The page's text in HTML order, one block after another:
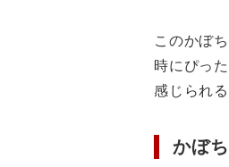
このかぼ
時にぴっ
感じられ
かぼ